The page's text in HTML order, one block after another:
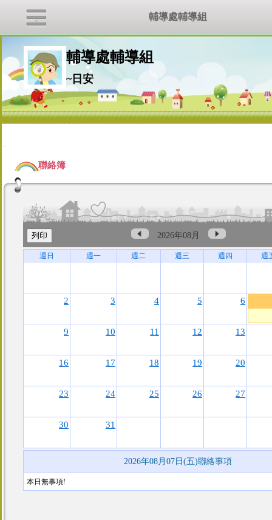
輔導處輔導組
~日安
:::
聯絡簿
2026年08月
週日 週一 週二 週三 週四 週
2 3 4 5 6
9 10 11 12 13
16 17 18 19 20
23 24 25 26 27
30 31
2026年08月07日(五)聯絡事項
本日無事項!
輔導處輔導組